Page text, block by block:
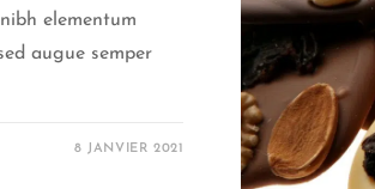
elementum
augue semper
8 JANVIER 2021